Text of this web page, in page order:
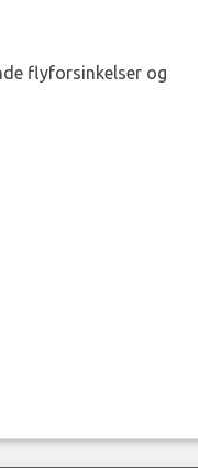
flyforsinkelser og